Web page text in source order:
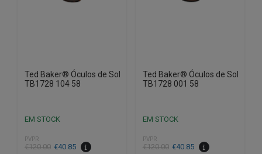
Ted Baker® Óculos de Sol
TB1728 104 58
EM STOCK
PVPR
€120.00
O
€40.85
O
Ted Baker® Óculos de Sol
TB1728 001 58
EM STOCK
PVPR
€120.00
O
€40.85
O